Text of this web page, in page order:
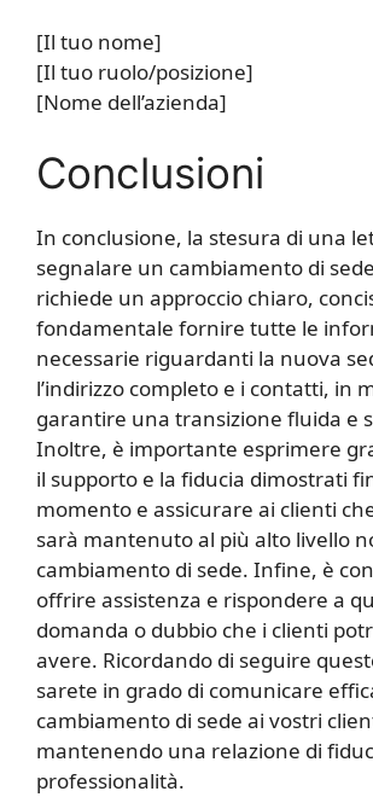
[Il tuo nome]
[Il tuo ruolo/posizione]
[Nome dell’azienda]
Conclusioni
In conclusione, la stesura di una
segnalare un cambiamento di
richiede un approccio chiaro,
fondamentale fornire tutte le
necessarie riguardanti la nuova
l’indirizzo completo e i contatti, in
garantire una transizione fluida e
Inoltre, è importante esprimere
il supporto e la fiducia dimostrati
momento e assicurare ai clienti
sarà mantenuto al più alto livello
cambiamento di sede. Infine, è
offrire assistenza e rispondere a
domanda o dubbio che i clienti
avere. Ricordando di seguire
sarete in grado di comunicare
cambiamento di sede ai vostri
mantenendo una relazione di
professionalità.